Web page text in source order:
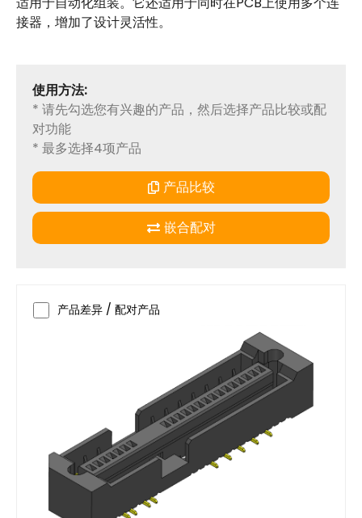
0.4 A
0.5 A
1.0 A
1.7 A
Dip
属性
接器，增加了设计灵活性。
使用方法:
* 请先勾选您有兴趣的产品，然后选择产品比较或配
对功能
* 最多选择4项产品
产品比较
嵌合配对
产品差异 / 配对产品